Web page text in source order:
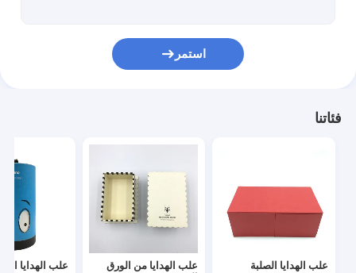
استمر
فئاتنا
علب الهدايا الصلبة
علب الهدايا من الورق
علب الهدايا